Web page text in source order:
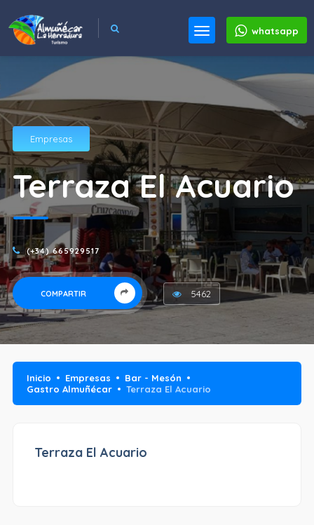
whatsapp
Empresas
Terraza El Acuario
(+34) 665929517
COMPARTIR 5462
Inicio Empresas
Bar - Mesón
Gastro Almuñécar
Terraza El Acuario
Terraza El Acuario